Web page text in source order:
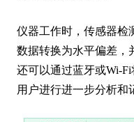
仪器工作时，传感器检
数据转换为水平偏差，
还可以通过蓝牙或Wi-
用户进行进一步分析和